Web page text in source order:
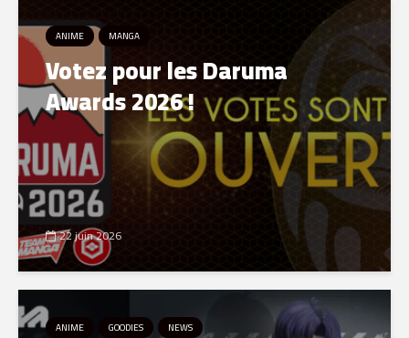
ANIME MANGA
Votez pour les Daruma
Awards 2026 !
22 juin 2026
ANIME GOODIES NEWS